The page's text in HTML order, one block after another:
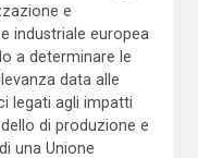
e
industriale europea
a determinare le
data alle
legati agli impatti
di produzione e
una Unione